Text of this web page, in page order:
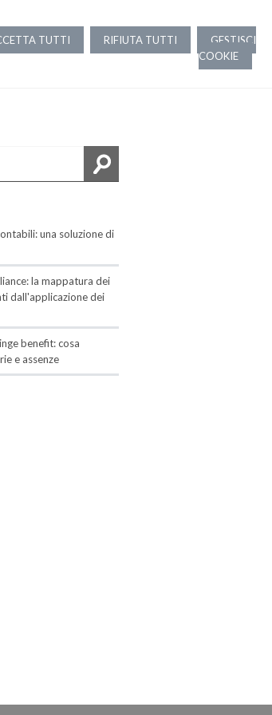
TUTTI RIFIUTA TUTTI
GESTISCI
COOKIE
una soluzione di
la mappatura dei
dall'applicazione dei
benefit: cosa
e assenze